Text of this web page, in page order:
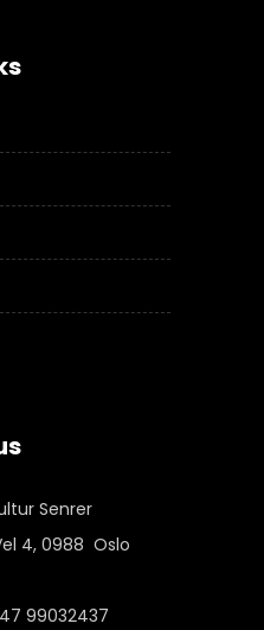
Senrer
4, 0988 Oslo
99032437